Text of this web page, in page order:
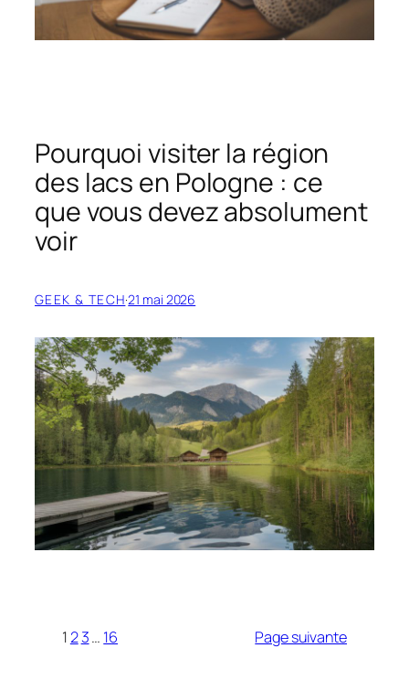
Pourquoi visiter la région
des lacs en Pologne : ce
que vous devez absolument
voir
GEEK & TECH·21 mai 2026
123… 16 Page suivante